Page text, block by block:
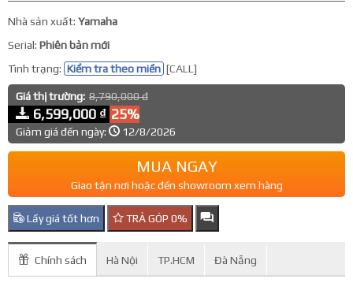
Nhà sản xuất: Yamaha
Serial: Phiên bản mới
Tình trạng: Kiểm tra theo miền [CALL]
Giá thị trường: 8,790,000 đ
6,599,000 ₫ 25%
Giảm giá đến ngày: 12/8/2026
MUA NGAY
Giao tận nơi hoặc đến showroom xem hàng
Lấy giá tốt hơn TRẢ GÓP 0%
Chính sách Hà Nội TP.HCM Đà Nẵng